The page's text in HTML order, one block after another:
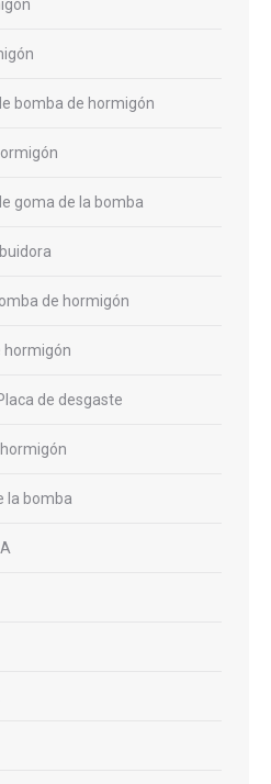
bomba de hormigón
goma de la bomba
de hormigón
hormigón
de desgaste
la bomba